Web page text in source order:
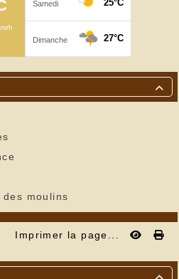

moulins
Imprimer la page...
